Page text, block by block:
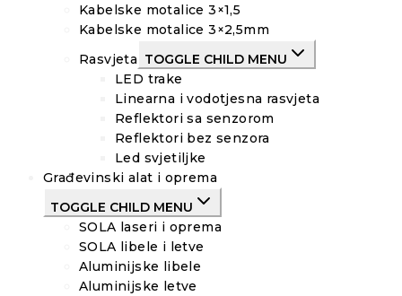
Kabelske motalice 3×1,5
Kabelske motalice 3×2,5mm
Rasvjeta TOGGLE CHILD MENU
LED trake
Linearna i vodotjesna rasvjeta
Reflektori sa senzorom
Reflektori bez senzora
Led svjetiljke
Građevinski alat i oprema
TOGGLE CHILD MENU
SOLA laseri i oprema
SOLA libele i letve
Aluminijske libele
Aluminijske letve